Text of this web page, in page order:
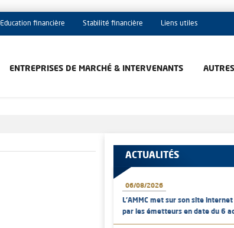
Education financière Stabilité financière Liens utiles
ENTREPRISES DE MARCHÉ & INTERVENANTS
ACTUALITÉS
06/08/2026
L’AMMC met sur son site
par les émetteurs en date du 6